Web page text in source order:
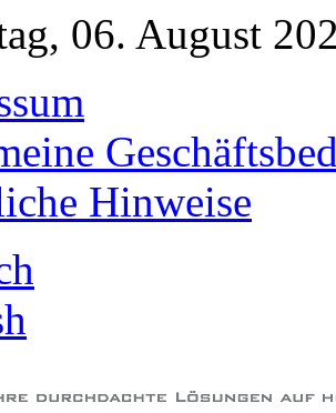
06. August
Hinweise